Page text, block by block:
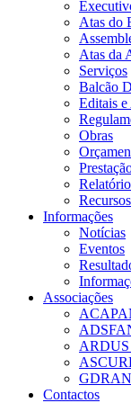
Atas do
Atas da
Serviços
Balcão
Editais e
Obras
Informações
Notícias
Eventos
Associações
ARDUS
GDRAN
Contactos